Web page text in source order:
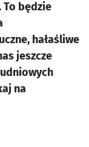
To będzie
hałaśliwe
jeszcze
na